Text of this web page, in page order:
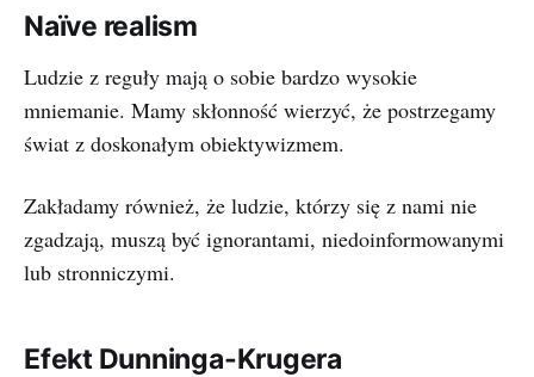
Naïve realism
Ludzie z reguły mają o sobie bardzo wysokie
mniemanie. Mamy skłonność wierzyć, że postrzegamy
świat z doskonałym obiektywizmem.
Zakładamy również, że ludzie, którzy się z nami nie
zgadzają, muszą być ignorantami, niedoinformowanymi
lub stronniczymi.
Efekt Dunninga-Krugera